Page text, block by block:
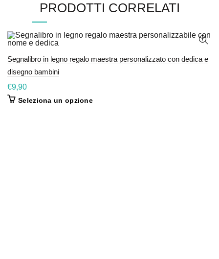
PRODOTTI CORRELATI
Segnalibro in legno regalo maestra personalizzato con dedica e
disegno bambini
€9,90
Seleziona un opzione